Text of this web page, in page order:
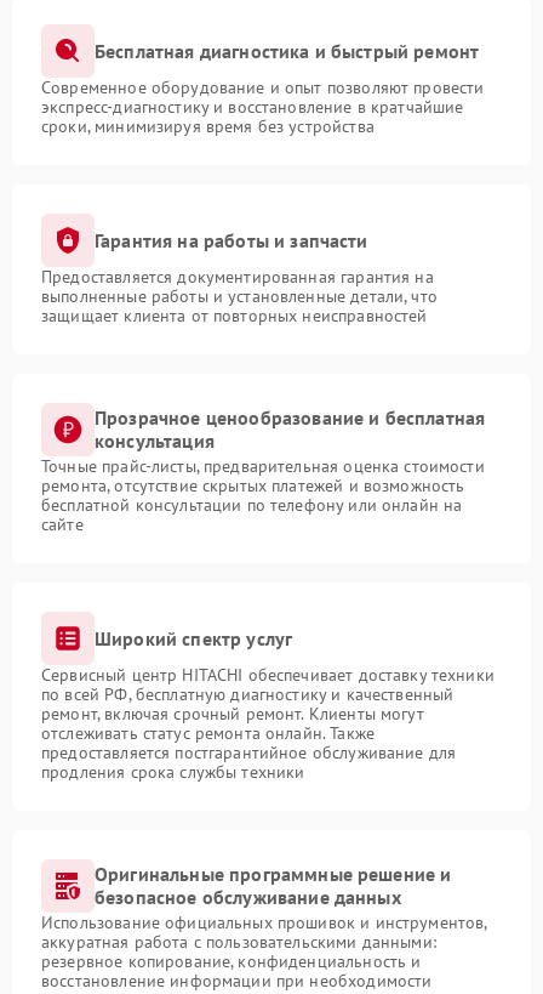
Бесплатная диагностика и быстрый ремонт
Современное оборудование и опыт позволяют провести
экспресс-диагностику и восстановление в кратчайшие
сроки, минимизируя время без устройства
Гарантия на работы и запчасти
Предоставляется документированная гарантия на
выполненные работы и установленные детали, что
защищает клиента от повторных неисправностей
Прозрачное ценообразование и бесплатная
консультация
Точные прайс-листы, предварительная оценка стоимости
ремонта, отсутствие скрытых платежей и возможность
бесплатной консультации по телефону или онлайн на
сайте
Широкий спектр услуг
Сервисный центр HITACHI обеспечивает доставку техники
по всей РФ, бесплатную диагностику и качественный
ремонт, включая срочный ремонт. Клиенты могут
отслеживать статус ремонта онлайн. Также
предоставляется постгарантийное обслуживание для
продления срока службы техники
Оригинальные программные решение и
безопасное обслуживание данных
Использование официальных прошивок и инструментов,
аккуратная работа с пользовательскими данными:
резервное копирование, конфиденциальность и
восстановление информации при необходимости